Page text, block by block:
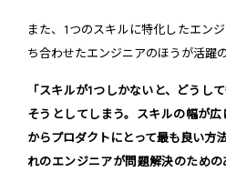
また、1つのスキルに特化したエン
ち合わせたエンジニアのほうが活躍
「スキルが1つしかないと、どうし
そうとしてしまう。スキルの幅が
からプロダクトにとって最も良い方
れのエンジニアが問題解決のため